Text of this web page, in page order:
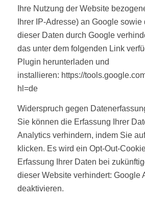
Ihre Nutzung der Website
Ihrer IP-Adresse) an Google
dieser Daten durch Google
das unter dem folgenden Link
Plugin herunterladen und
installieren: https://
hl=de
Widerspruch gegen
Sie können die Erfassung Ihrer
Analytics verhindern, indem Sie
klicken. Es wird ein Opt-Out-
Erfassung Ihrer Daten bei
dieser Website verhindert: Google
deaktivieren.